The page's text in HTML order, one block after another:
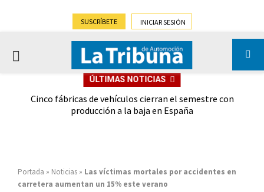
SUSCRÍBETE INICIAR SESIÓN
PRIMARY
ÚLTIMAS NOTICIAS
Cinco fábricas de vehículos cierran el semestre con
producción a la baja en España
Portada » Noticias » Las víctimas mortales por accidentes en
carretera aumentan un 15% este verano